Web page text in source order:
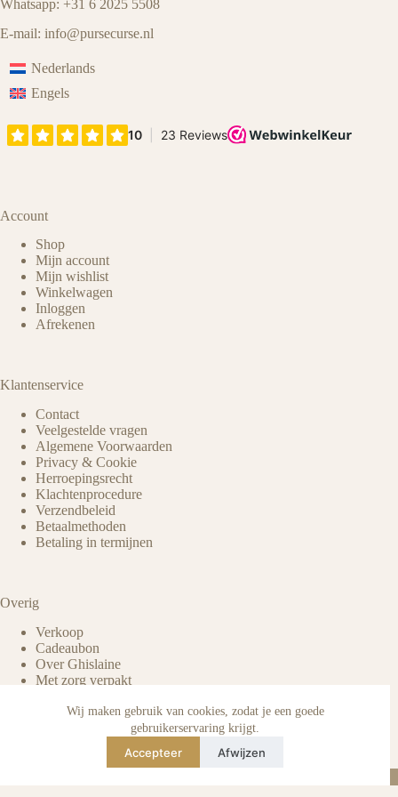
Wij maken gebruik van cookies, zodat je een goede
gebruikerservaring krijgt.
Accepteer Afwijzen
Whatsapp: +31 6 2025 5508
E-mail: info@pursecurse.nl
Nederlands
Engels
Account
Shop
Mijn account
Mijn wishlist
Winkelwagen
Inloggen
Afrekenen
Klantenservice
Contact
Veelgestelde vragen
Algemene Voorwaarden
Privacy & Cookie
Herroepingsrecht
Klachtenprocedure
Verzendbeleid
Betaalmethoden
Betaling in termijnen
Overig
Verkoop
Cadeaubon
Over Ghislaine
Met zorg verpakt
Verzorging & onderhoud
Echtheid van reviews